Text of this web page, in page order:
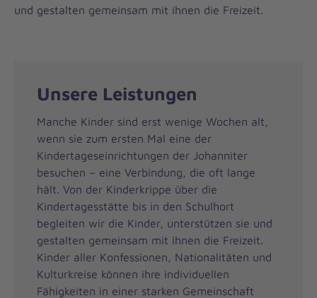
und gestalten gemeinsam mit ihnen die Freizeit.
Unsere Leistungen
Manche Kinder sind erst wenige Wochen alt,
wenn sie zum ersten Mal eine der
Kindertageseinrichtungen der Johanniter
besuchen – eine Verbindung, die oft lange
hält. Von der Kinderkrippe über die
Kindertagesstätte bis in den Schulhort
begleiten wir die Kinder, unterstützen sie und
gestalten gemeinsam mit ihnen die Freizeit.
Kinder aller Konfessionen, Nationalitäten und
Kulturkreise können ihre individuellen
Fähigkeiten in einer starken Gemeinschaft